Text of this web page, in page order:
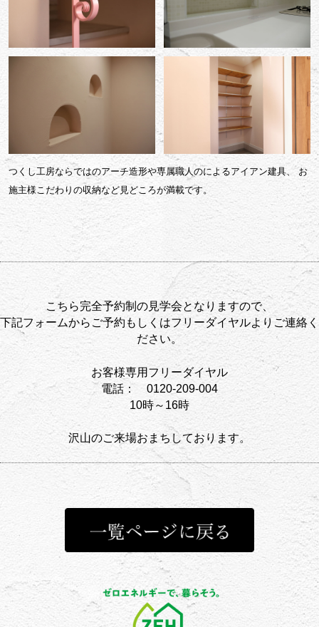
つくし工房ならではのアーチ造形や専属職人のによるアイアン建具、 お
施主様こだわりの収納など見どころが満載です。
こちら完全予約制の見学会となりますので、
下記フォームからご予約もしくはフリーダイヤルよりご連絡く
ださい。
お客様専用フリーダイヤル
電話： 0120-209-004
10時～16時
沢山のご来場おまちしております。